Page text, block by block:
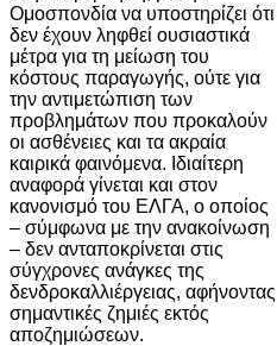
Ομοσπονδία να υποστηρίζει ότι
δεν έχουν ληφθεί ουσιαστικά
μέτρα για τη μείωση του
κόστους παραγωγής, ούτε για
την αντιμετώπιση των
προβλημάτων που προκαλούν
οι ασθένειες και τα ακραία
καιρικά φαινόμενα. Ιδιαίτερη
αναφορά γίνεται και στον
κανονισμό του ΕΛΓΑ, ο οποίος
– σύμφωνα με την ανακοίνωση
– δεν ανταποκρίνεται στις
σύγχρονες ανάγκες της
δενδροκαλλιέργειας, αφήνοντας
σημαντικές ζημιές εκτός
αποζημιώσεων.